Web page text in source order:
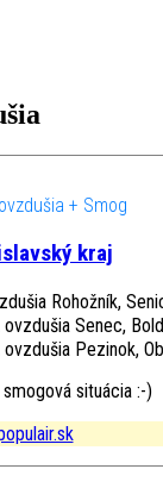
+ Smog
kraj
Rohožník,
ovzdušia Senec,
ovzdušia Pezinok,
situácia :-)